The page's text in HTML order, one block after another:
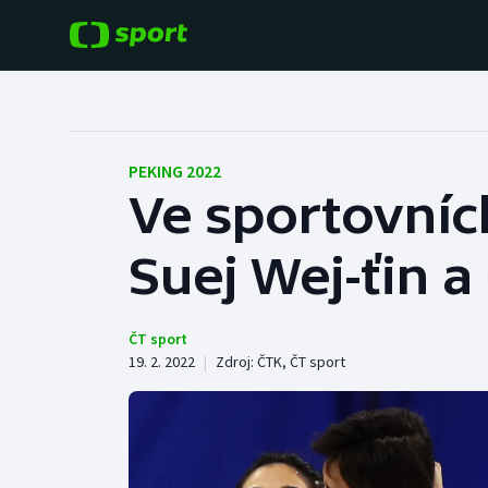
Hokej
Tenis
Cyklistika
Baseball a softbal
Basketbal
Boby a skeleton
PEKING 2022
Ve
Suej Wej-ťin
ČT sport
19. 2. 2022 | Zdroj: ČTK, ČT sport